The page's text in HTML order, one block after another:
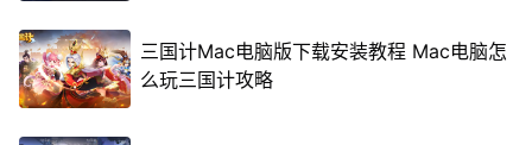
三国计Mac电脑版下载安装教程 Mac电脑怎
么玩三国计攻略